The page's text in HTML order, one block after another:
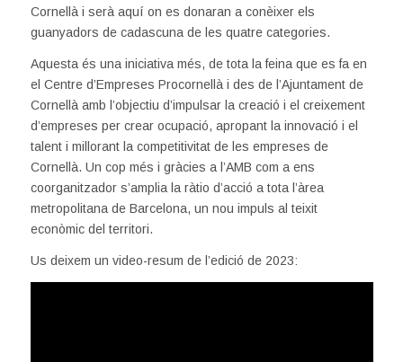
Cornellà i serà aquí on es donaran a conèixer els
guanyadors de cadascuna de les quatre categories.
Aquesta és una iniciativa més, de tota la feina que es fa en
el Centre d’Empreses Procornellà i des de l’Ajuntament de
Cornellà amb l’objectiu d’impulsar la creació i el creixement
d’empreses per crear ocupació, apropant la innovació i el
talent i millorant la competitivitat de les empreses de
Cornellà. Un cop més i gràcies a l’AMB com a ens
coorganitzador s’amplia la ràtio d’acció a tota l’àrea
metropolitana de Barcelona, un nou impuls al teixit
econòmic del territori.
Us deixem un video-resum de l’edició de 2023: